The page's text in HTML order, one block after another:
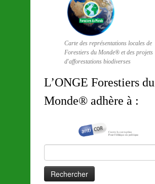
Carte des représentations locales de
Forestiers du Monde® et des projets
d'afforestations biodiverses
L’ONGE Forestiers du
Monde® adhère à :